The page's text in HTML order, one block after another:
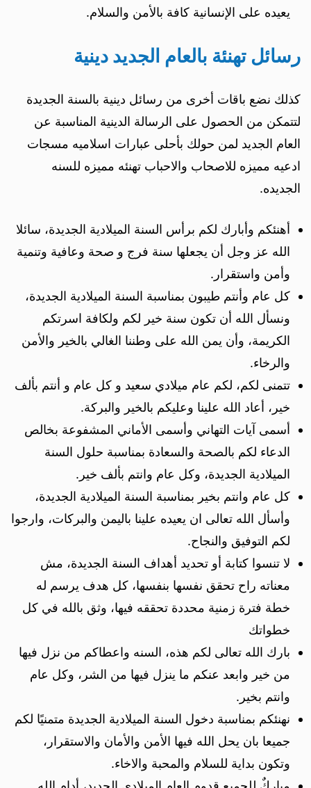
يعيده على الإنسانية كافة بالأمن والسلام.
رسائل تهنئة بالعام الجديد دينية
كذلك نضع باقات أخرى من رسائل دينية بالسنة الجديدة
لتتمكن من الحصول على الرسالة الدينية المناسبة عن
العام الجديد لمن حولك بأحلى عبارات اسلاميه مسجات
ادعيه مميزه للاصحاب والاحباب تهنئه مميزه للسنه
الجديده.
أهنئكم وأبارك لكم برأس السنة الميلادية الجديدة، سائلا
الله عز وجل أن يجعلها سنة فرج و صحة وعافية وتنمية
وأمن واستقرار.
كل عام وأنتم طيبون بمناسبة السنة الميلادية الجديدة،
ونسأل الله أن تكون سنة خير لكم ولكافة اسرتكم
الكريمة، وأن يمن الله على وطننا الغالي بالخير والأمن
والرخاء.
تتمنى لكم، لكم عام ميلادي سعيد و كل عام و أنتم بألف
خير، أعاد الله علينا وعليكم بالخير والبركة.
أسمى آيات التهاني وأسمى الأماني المشفوعة بخالص
الدعاء لكم بالصحة والسعادة بمناسبة حلول السنة
الميلادية الجديدة، وكل عام وانتم بألف خير.
كل عام وانتم بخير بمناسبة السنة الميلادية الجديدة،
وأسأل الله تعالى ان يعيده علينا باليمن والبركات، وارجوا
لكم التوفيق والنجاح.
لا تنسوا كتابة أو تحديد أهداف السنة الجديدة، مش
معناته راح تحقق نفسها بنفسها، كل هدف يرسم له
خطة فترة زمنية محددة تحققه فيها، وثق بالله في كل
خطواتك
بارك الله تعالى لكم هذه، السنه واعطاكم من نزل فيها
من خير وابعد عنكم ما ينزل فيها من الشر، وكل عام
وانتم بخير.
نهنئكم بمناسبة دخول السنة الميلادية الجديدة متمنيًا لكم
جميعا بان يحل الله فيها الأمن والأمان والاستقرار،
وتكون بداية للسلام والمحبة والاخاء.